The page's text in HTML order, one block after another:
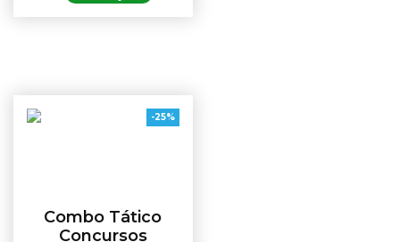
-25%
Combo Tático
Concursos